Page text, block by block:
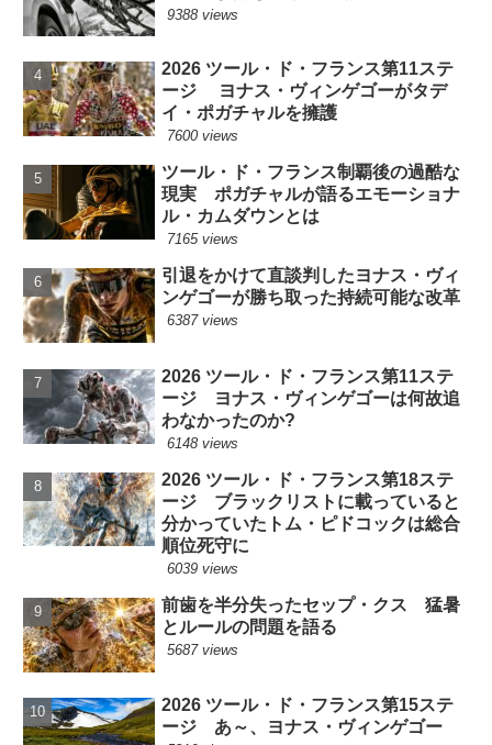
9388 views
2026 ツール・ド・フランス第11ステ
ージ ヨナス・ヴィンゲゴーがタデ
イ・ポガチャルを擁護
7600 views
ツール・ド・フランス制覇後の過酷な
現実 ポガチャルが語るエモーショナ
ル・カムダウンとは
7165 views
引退をかけて直談判したヨナス・ヴィ
ンゲゴーが勝ち取った持続可能な改革
6387 views
2026 ツール・ド・フランス第11ステ
ージ ヨナス・ヴィンゲゴーは何故追
わなかったのか?
6148 views
2026 ツール・ド・フランス第18ステ
ージ ブラックリストに載っていると
分かっていたトム・ピドコックは総合
順位死守に
6039 views
前歯を半分失ったセップ・クス 猛暑
とルールの問題を語る
5687 views
2026 ツール・ド・フランス第15ステ
ージ あ～、ヨナス・ヴィンゲゴー